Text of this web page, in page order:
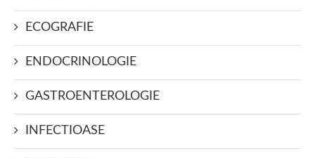
ECOGRAFIE
ENDOCRINOLOGIE
GASTROENTEROLOGIE
INFECTIOASE